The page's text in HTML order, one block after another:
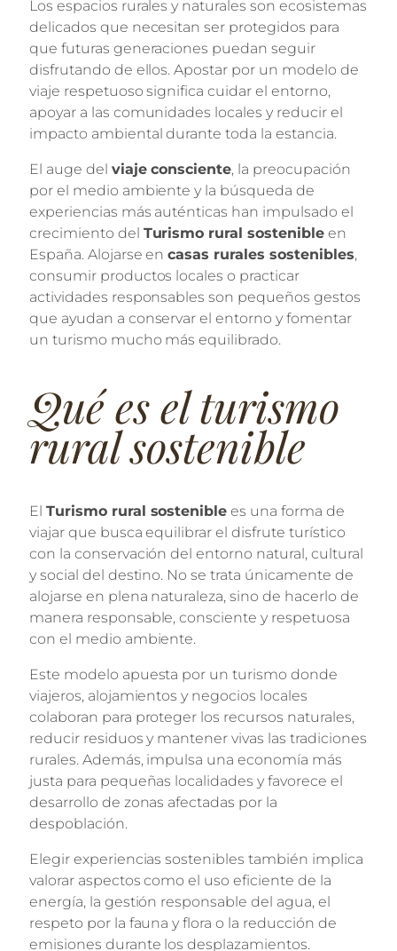
Los espacios rurales y naturales son ecosistemas
delicados que necesitan ser protegidos para
que futuras generaciones puedan seguir
disfrutando de ellos. Apostar por un modelo de
viaje respetuoso significa cuidar el entorno,
apoyar a las comunidades locales y reducir el
impacto ambiental durante toda la estancia.
El auge del viaje consciente, la preocupación
por el medio ambiente y la búsqueda de
experiencias más auténticas han impulsado el
crecimiento del Turismo rural sostenibleen
España. Alojarse encasas rurales sostenibles,
consumir productos locales o practicar
actividades responsables son pequeños gestos
que ayudan a conservar el entorno y fomentar
un turismo mucho más equilibrado.
Qué es el turismo
rural sostenible
El Turismo rural sostenible es una forma de
viajar que busca equilibrar el disfrute turístico
con la conservación del entorno natural, cultural
y social del destino. No se trata únicamente de
alojarse en plena naturaleza, sino de hacerlo de
manera responsable, consciente y respetuosa
con el medio ambiente.
Este modelo apuesta por un turismo donde
viajeros, alojamientos y negocios locales
colaboran para proteger los recursos naturales,
reducir residuos y mantener vivas las tradiciones
rurales. Además, impulsa una economía más
justa para pequeñas localidades y favorece el
desarrollo de zonas afectadas por la
despoblación.
Elegir experiencias sostenibles también implica
valorar aspectos como el uso eficiente de la
energía, la gestión responsable del agua, el
respeto por la fauna y flora o la reducción de
emisiones durante los desplazamientos.